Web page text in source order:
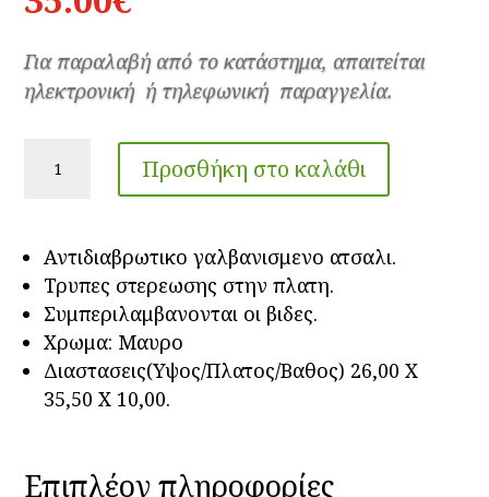
Για παραλαβή από το κατάστημα, απαιτείται
ηλεκτρονική ή τηλεφωνική παραγγελία.
ΠΕΡΙΟΔΙΚΩΝ
ποσότητα
Προσθήκη στο καλάθι
Αντιδιαβρωτικο γαλβανισμενο ατσαλι.
Τρυπες στερεωσης στην πλατη.
Συμπεριλαμβανονται οι βιδες.
Χρωμα: Μαυρο
Διαστασεις(Υψος/Πλατος/Βαθος) 26,00 Χ
35,50 Χ 10,00.
Επιπλέον πληροφορίες